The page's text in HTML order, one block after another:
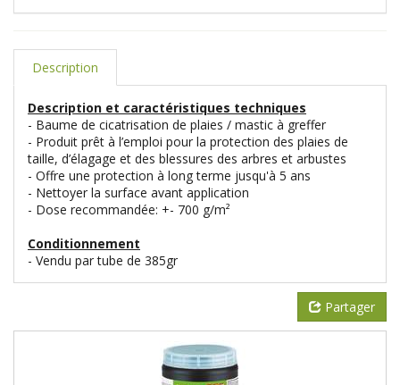
Description
Description et caractéristiques techniques
- Baume de cicatrisation de plaies / mastic à greffer
- Produit prêt à l’emploi pour la protection des plaies de
taille, d’élagage et des blessures des arbres et arbustes
- Offre une protection à long terme jusqu'à 5 ans
- Nettoyer la surface avant application
- Dose recommandée: +- 700 g/m²
Conditionnement
- Vendu par tube de 385gr
Partager